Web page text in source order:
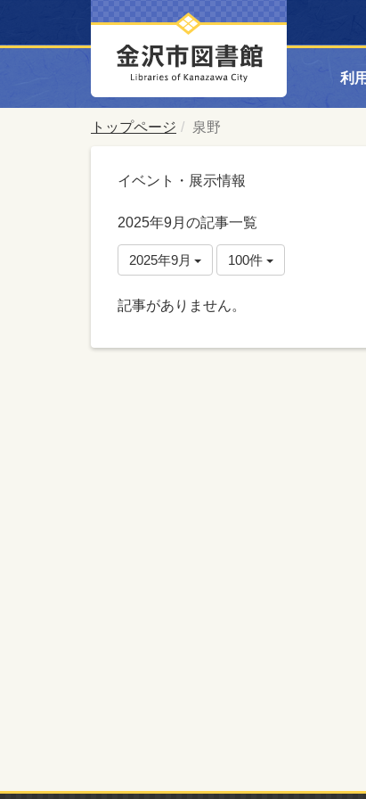
利
トップページ 泉野
イベント・展示情報
2025年9月の記事一覧
2025年9月 100件
記事がありません。